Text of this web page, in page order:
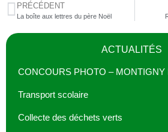
PRÉCÉDENT
La boîte aux lettres du père Noël
ACTUALITÉS
CONCOURS PHOTO – MONTIGNY
Transport scolaire
Collecte des déchets verts